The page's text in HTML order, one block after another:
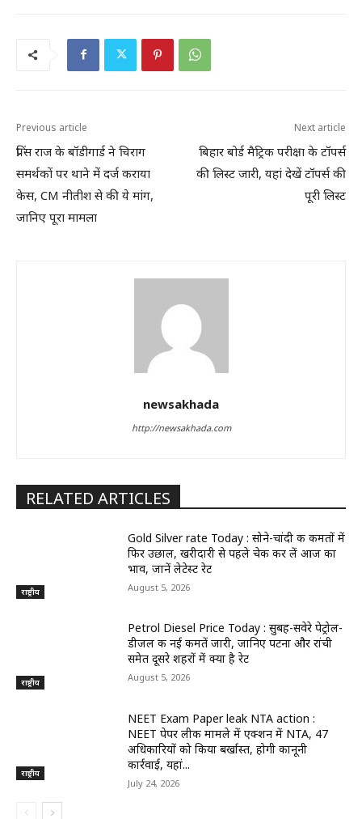
Previous article
प्रिंस राज के बॉडीगार्ड ने चिराग
समर्थकों पर थाने में दर्ज कराया
केस, CM नीतीश से की ये मांग,
जानिए पूरा मामला
Next article
बिहार बोर्ड मैट्रिक परीक्षा के टॉपर्स
की लिस्ट जारी, यहां देखें टॉपर्स की
पूरी लिस्ट
newsakhada
http://newsakhada.com
RELATED ARTICLES
राष्ट्रीय
Gold Silver rate Today : सोने-चांदी की कीमतों में
फिर उछाल, खरीदारी से पहले चेक कर लें आज का
भाव, जानें लेटेस्ट रेट
August 5, 2026
राष्ट्रीय
Petrol Diesel Price Today : सुबह-सवेरे पेट्रोल-
डीजल की नई कीमतें जारी, जानिए पटना और रांची
समेत दूसरे शहरों में क्या है रेट
August 5, 2026
राष्ट्रीय
NEET Exam Paper leak NTA action :
NEET पेपर लीक मामले में एक्शन में NTA, 47
अधिकारियों को किया बर्खास्त, होगी कानूनी
कार्रवाई, यहां...
July 24, 2026